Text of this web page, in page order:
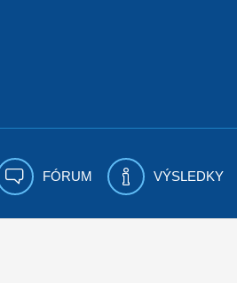
FÓRUM VÝSLEDKY